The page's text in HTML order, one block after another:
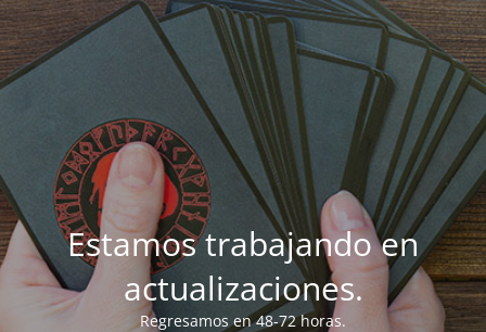
Estamos trabajando en
actualizaciones.
Regresamos en 48-72 horas.